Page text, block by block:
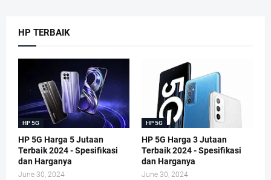
HP TERBAIK
HP 5G
HP 5G Harga 5 Jutaan
Terbaik 2024 - Spesifikasi
dan Harganya
June 30, 2024
HP 5G
HP 5G Harga 3 Jutaan
Terbaik 2024 - Spesifikasi
dan Harganya
June 30, 2024